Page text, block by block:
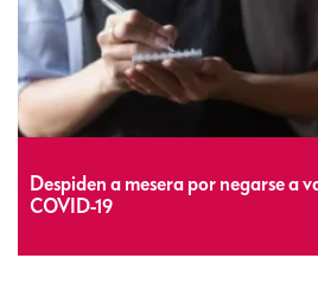
Despiden a mesera por negarse a
COVID-19